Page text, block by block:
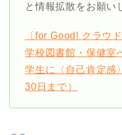
と情報拡散をお願い
〔for Good! クラウ
学校図書館・保健室
学生に〈自己肯定感
30日まで）